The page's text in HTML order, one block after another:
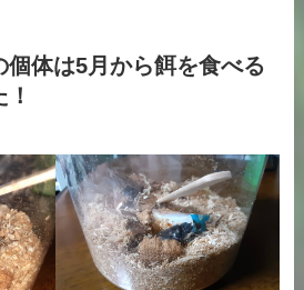
個体は5月から餌を食べる